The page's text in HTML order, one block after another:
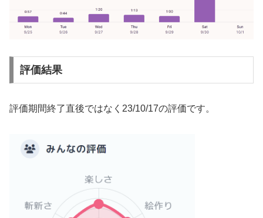
評価結果
評価期間終了直後ではなく23/10/17の評価です。